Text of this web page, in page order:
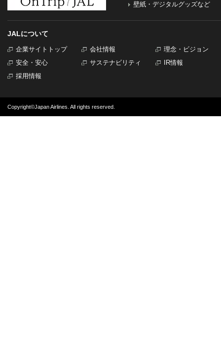
壁紙・デジタルグッズなど
JALについて
企業サイトトップ 会社情報
理念・ビジョン
安全・安心
サステナビリティ
IR情報
採用情報
Copyright©Japan Airlines. All rights reserved.